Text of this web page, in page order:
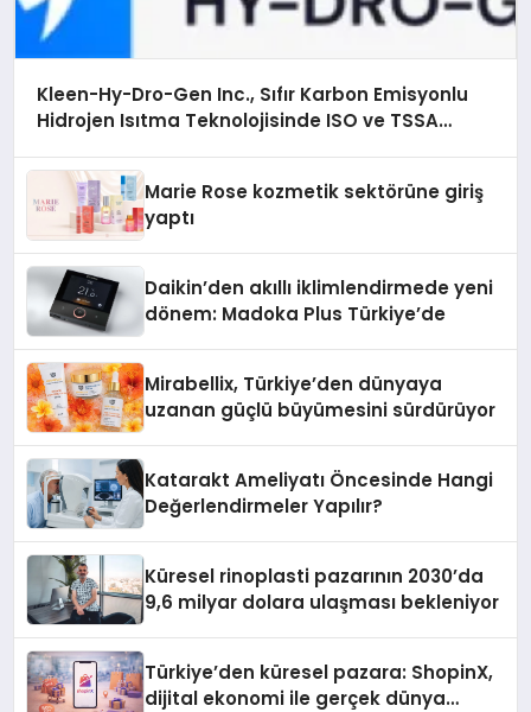
Kleen-Hy-Dro-Gen Inc., Sıfır Karbon Emisyonlu
Hidrojen Isıtma Teknolojisinde ISO ve TSSA
Marie Rose kozmetik sektörüne giriş
yaptı
Daikin’den akıllı iklimlendirmede yeni
dönem: Madoka Plus Türkiye’de
Mirabellix, Türkiye’den dünyaya
uzanan güçlü büyümesini sürdürüyor
Katarakt Ameliyatı Öncesinde Hangi
Değerlendirmeler Yapılır?
Küresel rinoplasti pazarının 2030’da
9,6 milyar dolara ulaşması bekleniyor
Türkiye’den küresel pazara: ShopinX,
dijital ekonomi ile gerçek dünya